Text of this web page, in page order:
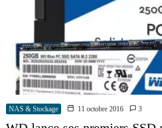
NAS & Stockage 11 octobre 2016 3